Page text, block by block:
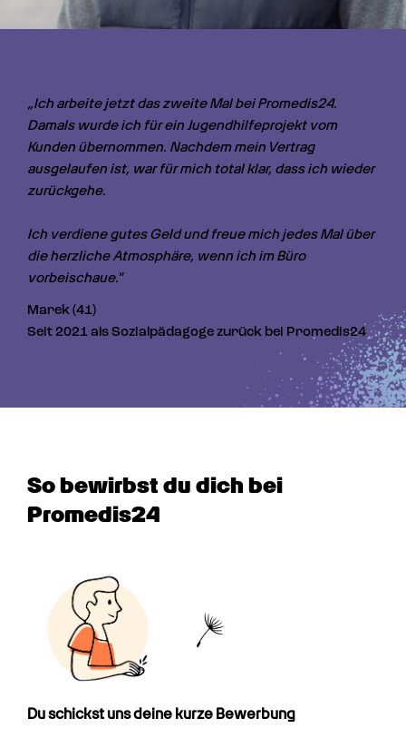
„Ich arbeite jetzt das zweite Mal bei Promedis24.
Damals wurde ich für ein Jugendhilfeprojekt vom
Kunden übernommen. Nachdem mein Vertrag
ausgelaufen ist, war für mich total klar, dass ich wieder
zurückgehe.
Ich verdiene gutes Geld und freue mich jedes Mal über
die herzliche Atmosphäre, wenn ich im Büro
vorbeischaue."
Marek (41)
Seit 2021 als Sozialpädagoge zurück bei Promedis24
So bewirbst du dich bei
Promedis24
Du schickst uns deine kurze Bewerbung